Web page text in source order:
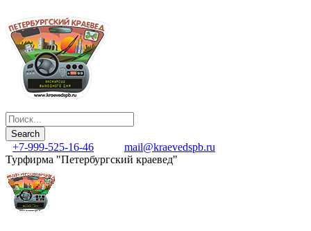
+7-999-525-16-46
mail@kraevedspb.ru
Турфирма "Петербургский краевед"